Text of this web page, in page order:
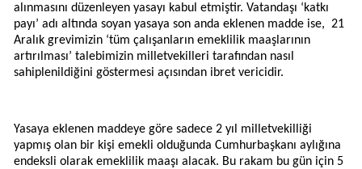
alınmasını düzenleyen yasayı kabul etmiştir. Vatandaşı ‘katkı
payı’ adı altında soyan yasaya son anda eklenen madde ise, 21
Aralık grevimizin ‘tüm çalışanların emeklilik maaşlarının
artırılması’ talebimizin milletvekilleri tarafından nasıl
sahiplenildiğini göstermesi açısından ibret vericidir.
Yasaya eklenen maddeye göre sadece 2 yıl milletvekilliği
yapmış olan bir kişi emekli olduğunda Cumhurbaşkanı aylığına
endeksli olarak emeklilik maaşı alacak. Bu rakam bu gün için 5